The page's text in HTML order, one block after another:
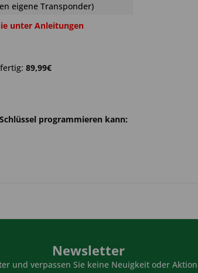
eigene Transponder)
unter Anleitungen
89,99€
programmieren kann:
Newsletter
und verpassen Sie keine Neuigkeit oder